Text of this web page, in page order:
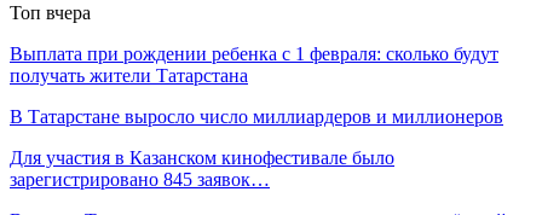
Топ вчера
Выплата при рождении ребенка с 1 февраля: сколько будут
получать жители Татарстана
В Татарстане выросло число миллиардеров и миллионеров
Для участия в Казанском кинофестивале было
зарегистрировано 845 заявок…